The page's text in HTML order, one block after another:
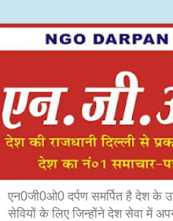
एन0जी0ओ0 दर्पण समर्पित है देश के
सेवियों के लिए जिन्होंने देश सेवा में